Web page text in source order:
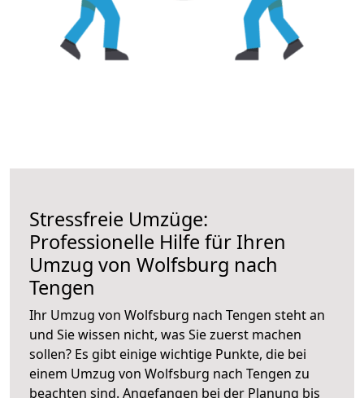
Stressfreie Umzüge:
Professionelle Hilfe für Ihren
Umzug von Wolfsburg nach
Tengen
Ihr Umzug von Wolfsburg nach Tengen steht an
und Sie wissen nicht, was Sie zuerst machen
sollen? Es gibt einige wichtige Punkte, die bei
einem Umzug von Wolfsburg nach Tengen zu
beachten sind. Angefangen bei der Planung bis